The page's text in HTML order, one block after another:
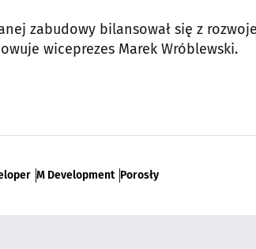
zabudowy bilansował się z
wiceprezes Marek Wróblewski.
M Development Porosły